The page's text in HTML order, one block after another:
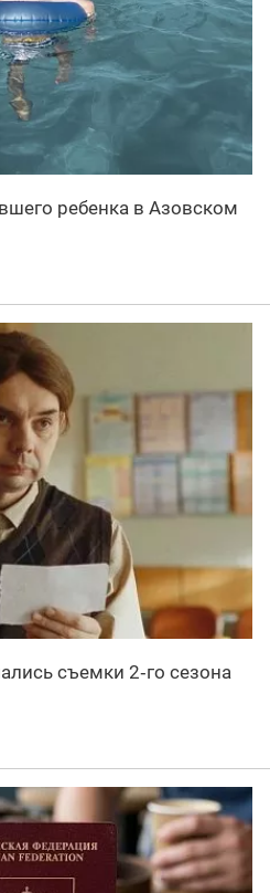
ребенка в Азовском
съемки 2‑го сезона